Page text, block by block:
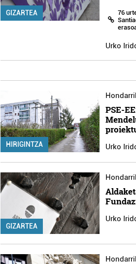
GIZARTEA
76
Urko
HIRIGINTZA
PSE-
Urko
GIZARTEA
Urko